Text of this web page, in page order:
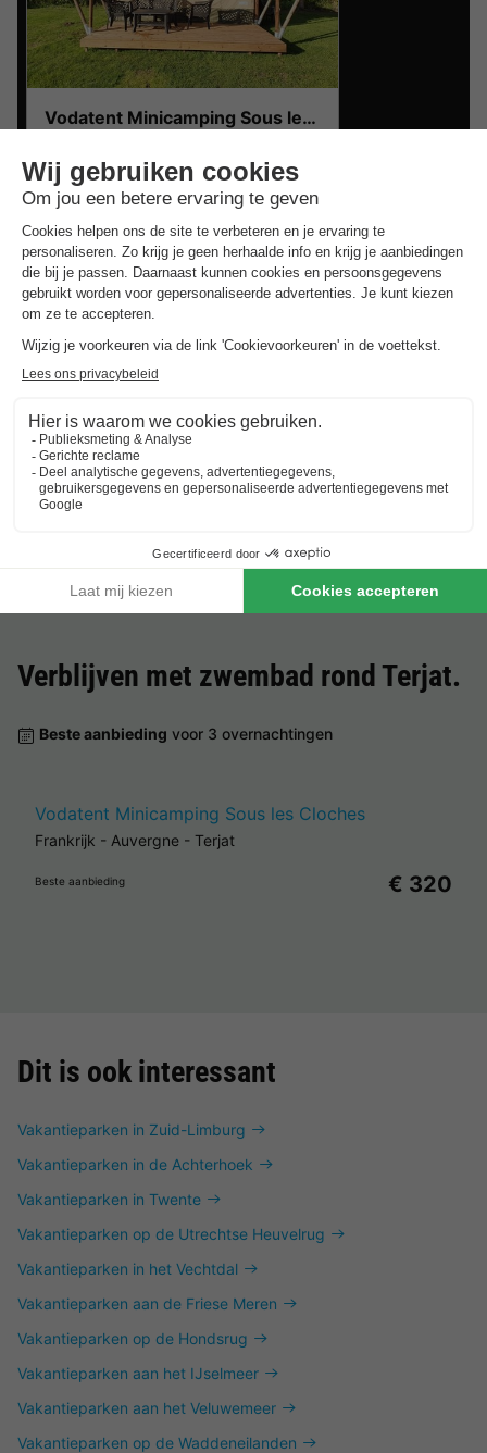
Vodatent Minicamping Sous les Cloches
Safaritent 4 personen
Van 27 tot 30 sep, 3 nachten,
Vanaf
€ 320
Goedkope verblijven rond
Beste aanbiedingvoor 3 overnachtingen
Vodatent Minicamping Sous les Cloches
Beste aanbieding € 320
Verblijven met zwembad rondTerjat.
Beste aanbieding voor 3 overnachtingen
Vodatent Minicamping Sous les Cloches
Frankrijk - Auvergne - Terjat
Beste aanbieding € 320
Dit is ook interessant
Vakantieparken in Zuid-Limburg
Vakantieparken in de Achterhoek
Vakantieparken in Twente
Vakantieparken op de Utrechtse Heuvelrug
Vakantieparken in het Vechtdal
Vakantieparken aan de Friese Meren
Vakantieparken op de Hondsrug
Vakantieparken aan het IJselmeer
Vakantieparken aan het Veluwemeer
Vakantieparken op de Waddeneilanden